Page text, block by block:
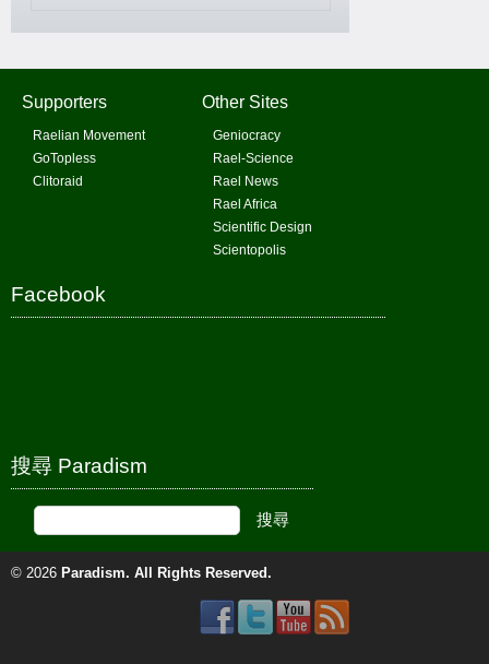
Supporters
Raelian Movement
GoTopless
Clitoraid
Other Sites
Geniocracy
Rael-Science
Rael News
Rael Africa
Scientific Design
Scientopolis
Facebook
搜尋 Paradism
© 2026 Paradism. All Rights Reserved.